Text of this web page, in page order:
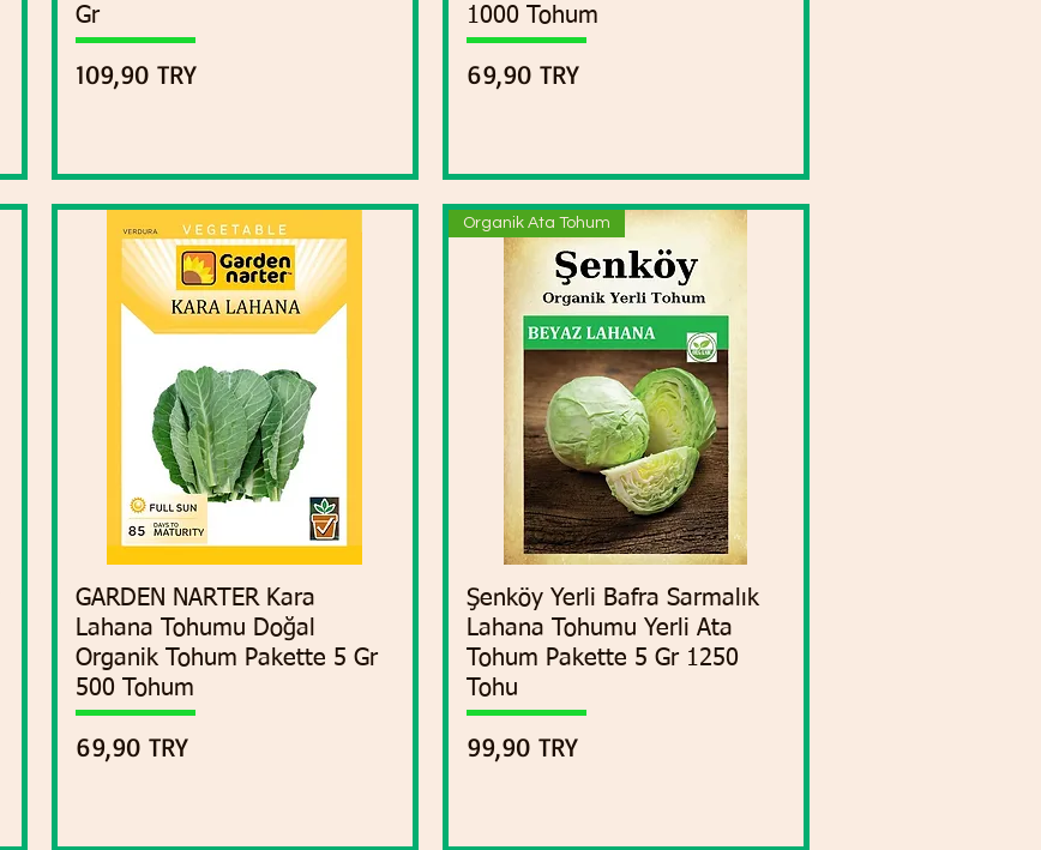
Gr
Precio
109,90 TRY
1000 Tohum
Precio
69,90 TRY
Vista rápida
GARDEN NARTER Kara
Lahana Tohumu Doğal
Organik Tohum Pakette 5 Gr
500 Tohum
Precio
69,90 TRY
Vista rápida
Organik Ata Tohum
Şenköy Yerli Bafra Sarmalık
Lahana Tohumu Yerli Ata
Tohum Pakette 5 Gr 1250
Tohu
Precio
99,90 TRY